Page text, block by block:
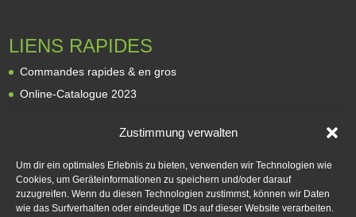
Zustimmung verwalten
Um dir ein optimales Erlebnis zu bieten, verwenden wir Technologien wie
Cookies, um Geräteinformationen zu speichern und/oder darauf
zuzugreifen. Wenn du diesen Technologien zustimmst, können wir Daten
wie das Surfverhalten oder eindeutige IDs auf dieser Website verarbeiten.
LIENS RAPIDES
Commandes rapides & en gros
Online-Catalogue 2023
Expédition et livraison
Modes de paiement
Rétractation